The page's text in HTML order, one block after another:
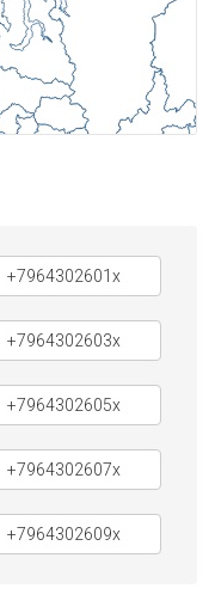
+7964302601x
+7964302603x
+7964302605x
+7964302607x
+7964302609x